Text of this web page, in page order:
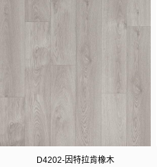
D4202-因特拉肯橡木